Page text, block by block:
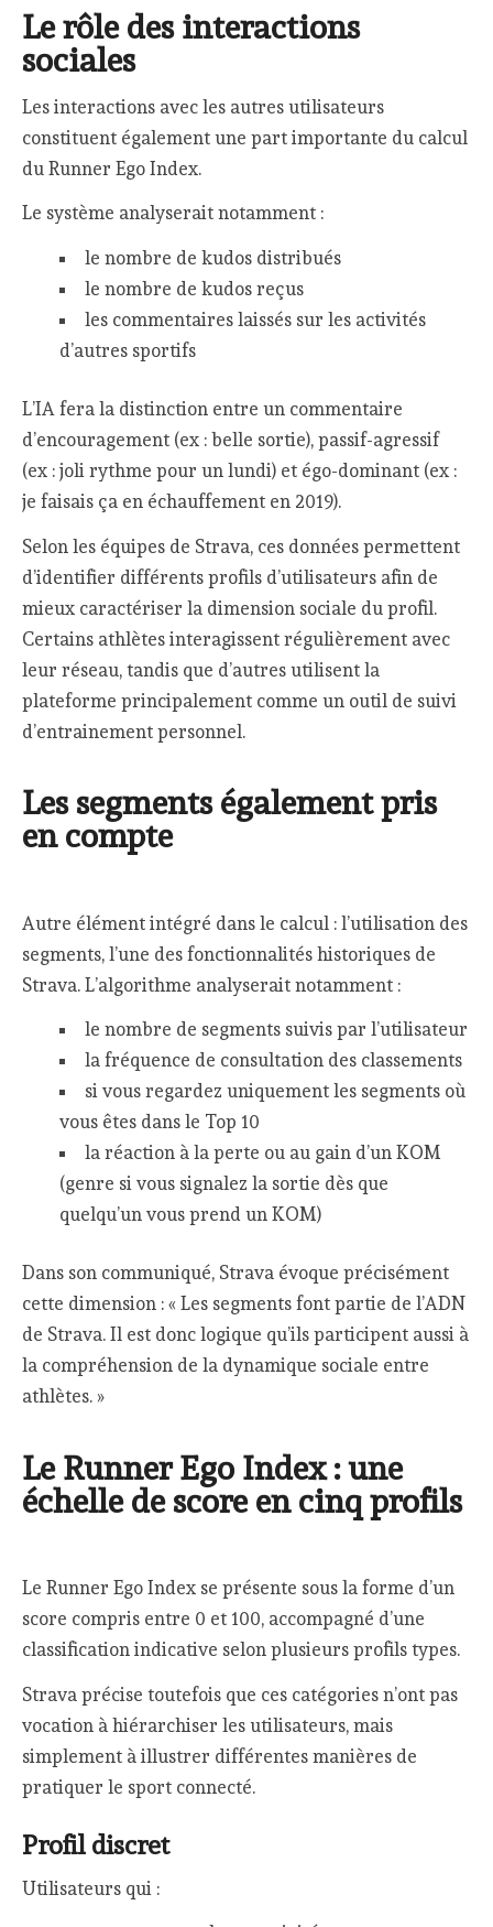
Le rôle des interactions
sociales
Les interactions avec les autres utilisateurs
constituent également une part importante du calcul
du Runner Ego Index.
Le système analyserait notamment :
le nombre de kudos distribués
le nombre de kudos reçus
les commentaires laissés sur les activités
d’autres sportifs
L’IA fera la distinction entre un commentaire
d’encouragement (ex : belle sortie), passif-agressif
(ex : joli rythme pour un lundi) et égo-dominant (ex :
je faisais ça en échauffement en 2019).
Selon les équipes de Strava, ces données permettent
d’identifier différents profils d’utilisateurs afin de
mieux caractériser la dimension sociale du profil.
Certains athlètes interagissent régulièrement avec
leur réseau, tandis que d’autres utilisent la
plateforme principalement comme un outil de suivi
d’entrainement personnel.
Les segments également pris
en compte
Autre élément intégré dans le calcul : l’utilisation des
segments, l’une des fonctionnalités historiques de
Strava. L’algorithme analyserait notamment :
le nombre de segments suivis par l’utilisateur
la fréquence de consultation des classements
si vous regardez uniquement les segments où
vous êtes dans le Top 10
la réaction à la perte ou au gain d’un KOM
(genre si vous signalez la sortie dès que
quelqu’un vous prend un KOM)
Dans son communiqué, Strava évoque précisément
cette dimension : « Les segments font partie de l’ADN
de Strava. Il est donc logique qu’ils participent aussi à
la compréhension de la dynamique sociale entre
athlètes. »
Le Runner Ego Index : une
échelle de score en cinq profils
Le Runner Ego Index se présente sous la forme d’un
score compris entre 0 et 100, accompagné d’une
classification indicative selon plusieurs profils types.
Strava précise toutefois que ces catégories n’ont pas
vocation à hiérarchiser les utilisateurs, mais
simplement à illustrer différentes manières de
pratiquer le sport connecté.
Profil discret
Utilisateurs qui :